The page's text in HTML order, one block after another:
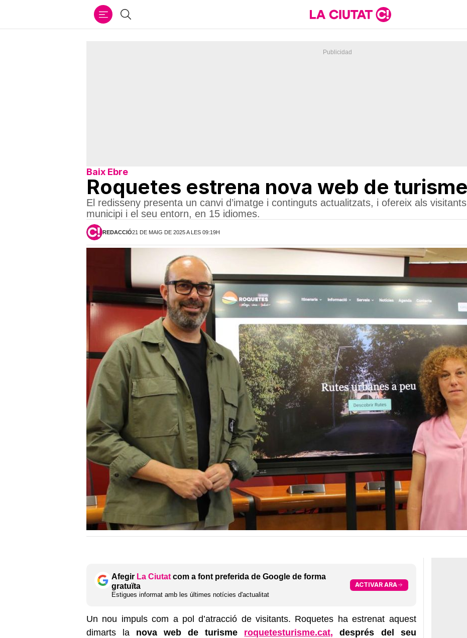
Cercar
Baix Ebre
Roquetes estrena nova web de turisme
El redisseny presenta un canvi d’imatge i continguts actualitzats, i ofereix als
municipi i el seu entorn, en 15 idiomes.
REDACCIÓ21 DE MAIG DE 2025 A LES 09:19H
Afegir La Ciutat com a font preferida de Google de forma
gratuïta
Estigues informat amb les últimes notícies d'actualitat
ACTIVAR ARA
Un nou impuls com a pol d’atracció de visitants. Roquetes ha estrenat aquest
dimarts la nova web de turisme roquetesturisme.cat, després del seu